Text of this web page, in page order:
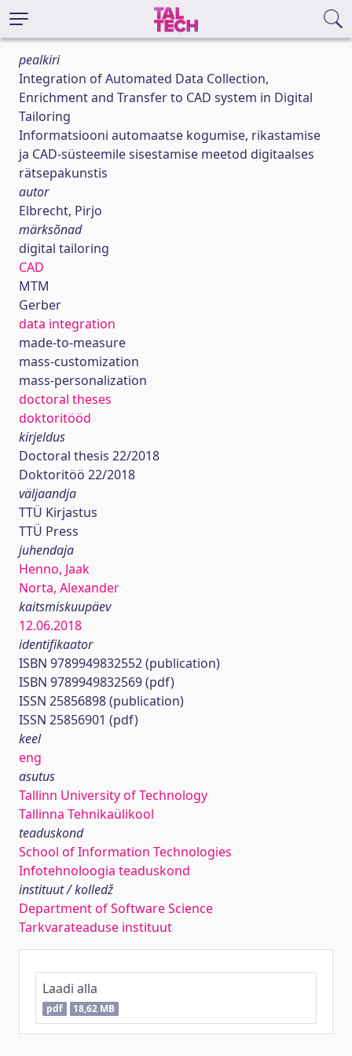
pealkiri
Integration of Automated Data Collection,
Enrichment and Transfer to CAD system in Digital
Tailoring
Informatsiooni automaatse kogumise, rikastamise
ja CAD-süsteemile sisestamise meetod digitaalses
rätsepakunstis
autor
Elbrecht, Pirjo
märksõnad
digital tailoring
CAD
MTM
Gerber
data integration
made-to-measure
mass-customization
mass-personalization
doctoral theses
doktoritööd
kirjeldus
Doctoral thesis 22/2018
Doktoritöö 22/2018
väljaandja
TTÜ Kirjastus
TTÜ Press
juhendaja
Henno, Jaak
Norta, Alexander
kaitsmiskuupäev
12.06.2018
identifikaator
ISBN 9789949832552 (publication)
ISBN 9789949832569 (pdf)
ISSN 25856898 (publication)
ISSN 25856901 (pdf)
keel
eng
asutus
Tallinn University of Technology
Tallinna Tehnikaülikool
teaduskond
School of Information Technologies
Infotehnoloogia teaduskond
instituut / kolledž
Department of Software Science
Tarkvarateaduse instituut
Laadi alla
pdf 18,62 MB